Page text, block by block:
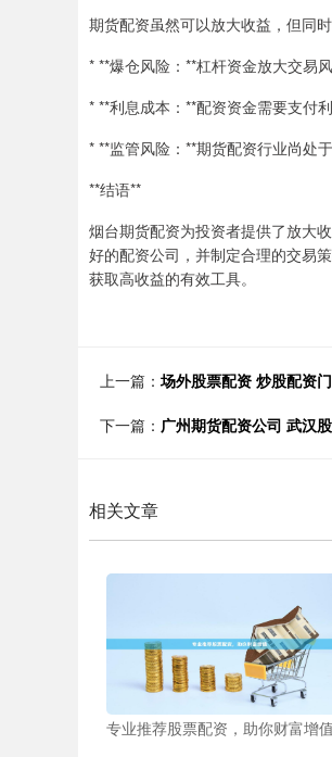
期货配资虽然可以放大收益，但同
* **爆仓风险：**杠杆资金放大交易
* **利息成本：**配资资金需要支付
* **监管风险：**期货配资行业尚处
**结语**
烟台期货配资为投资者提供了放大
好的配资公司，并制定合理的交易
获取高收益的有效工具。
上一篇：场外股票配资 炒股配资
下一篇： 广州期货配资公司 武汉
相关文章
专业推荐股票配资，助你财富增值